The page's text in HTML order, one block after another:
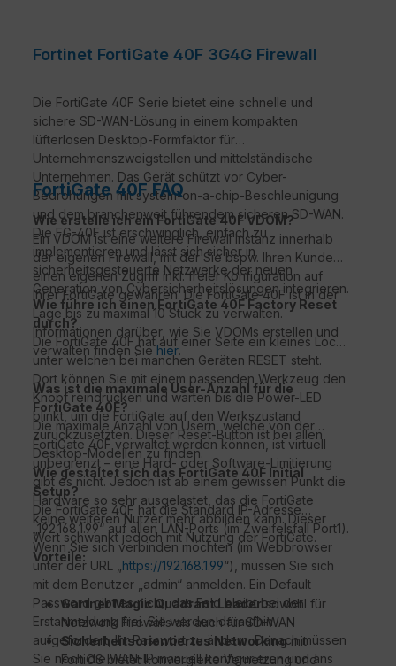
Fortinet FortiGate 40F 3G4G Firewall
Die FortiGate 40F Serie bietet eine schnelle und
sichere SD-WAN-Lösung in einem kompakten
lüfterlosen Desktop-Formfaktor für
Unternehmenszweigstellen und mittelständische
Unternehmen. Das Gerät schützt vor Cyber-
Bedrohungen mit system-on-a-chip-Beschleunigung
und dem branchenweit führendem sicheren SD-WAN.
Die FG-40F ist erschwinglich, einfach zu
implementieren und lässt sich sicher in
sicherheitsgesteuerte Netzwerke der neuen
Generation von Cybersicherheitslösungen integrieren.
FortiGate 40F FAQ
Wie erstelle ich ein FortiGate 40F VDOM?
Ein VDOM ist eine weitere Firewall Instanz innerhalb
der eigenen Firewall, mit der Sie bspw. Ihren Kunden
einen eigenen Zugriff inkl. freier Konfiguration auf
Ihrer FortiGate gewähren. Die FortiGate 40F ist in der
Lage bis zu maximal 10 Stück zu verwalten.
Informationen darüber, wie Sie VDOMs erstellen und
verwalten finden Siehier.
Wie führe ich einen FortiGate 40F Factory Reset
durch?
Die FortiGate 40F hat auf einer Seite ein kleines Loch,
unter welchen bei manchen Geräten RESET steht.
Dort können Sie mit einem passenden Werkzeug den
Knopf reindrücken und warten bis die Power-LED
blinkt, um die FortiGate auf den Werkszustand
zurückzusetzten. Dieser Reset-Button ist bei allen
Desktop-Modellen zu finden.
Was ist die maximale User-Anzahl für die
FortiGate 40F?
Die maximale Anzahl von Usern, welche von der
FortiGate 40F verwaltet werden können, ist virtuell
unbegrenzt – eine Hard- oder Software-Limitierung
gibt es nicht. Jedoch ist ab einem gewissen Punkt die
Hardware so sehr ausgelastet, das die FortiGate
keine weiteren Nutzer mehr abbilden kann. Dieser
Wert schwankt jedoch mit Nutzung der FortiGate.
Wie gestaltet sich das FortiGate 40F Initial
Setup?
Die FortiGate 40F hat die Standard IP-Adresse
„192.168.1.99“ auf allen LAN-Ports (im Zweifelsfall Port1).
Wenn Sie sich verbinden möchten (im Webbrowser
unter der URL „ https://192.168.1.99“), müssen Sie sich
mit dem Benutzer „admin“ anmelden. Ein Default
Password gibt es nicht, das Feld bleibt bei der
Erstanmeldung frei. Sie werden daraufhin
aufgefordert, Ihr Passwort zu ändern. Danach müssen
Sie noch die WAN-IP manuell konfigurieren und ans
Vorteile:
Gartner Magic Quadrant Leadersowohl für
Netzwerk Firewalls als auch für SD-WAN
Sicherheitsorientiertes Networkingmit
FortiOS bietet konvergierte Vernetzung und